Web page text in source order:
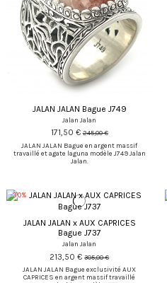
JALAN JALAN Bague J749
Jalan Jalan
171,50 €245,00 €
JALAN JALAN Bague en argent massif
travaillé et agate laguna modèle J749 Jalan
Jalan.
-30%
JALAN JALAN x AUX CAPRICES
Bague J737
Jalan Jalan
213,50 €305,00 €
JALAN JALAN Bague exclusivité AUX
CAPRICES en argent massif travaillé